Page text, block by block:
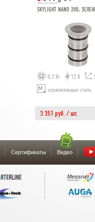
SKYLIGHT NANO 200,
0,3 Вт 12 В
нержавеющая сталь
3 351 руб. / шт.
Сертификаты Видео